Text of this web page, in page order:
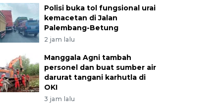
Polisi buka tol fungsional urai
kemacetan di Jalan
Palembang-Betung
2 jam lalu
Manggala Agni tambah
personel dan buat sumber air
darurat tangani karhutla di
OKI
3 jam lalu